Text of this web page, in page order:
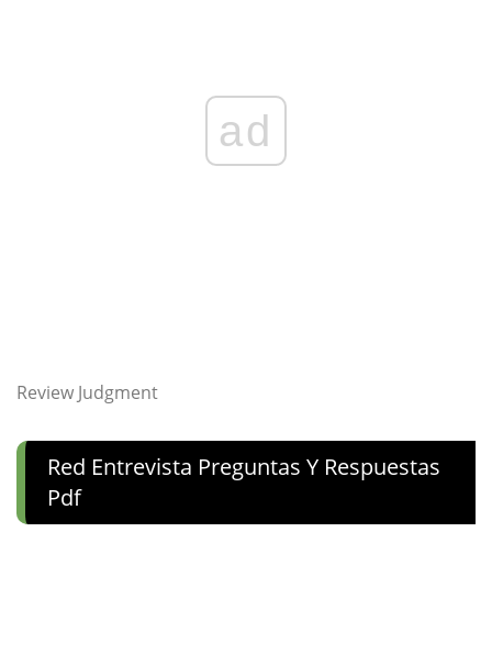
ad
Review Judgment
Red Entrevista Preguntas Y Respuestas
Pdf